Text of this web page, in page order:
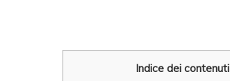
Indice dei contenuti